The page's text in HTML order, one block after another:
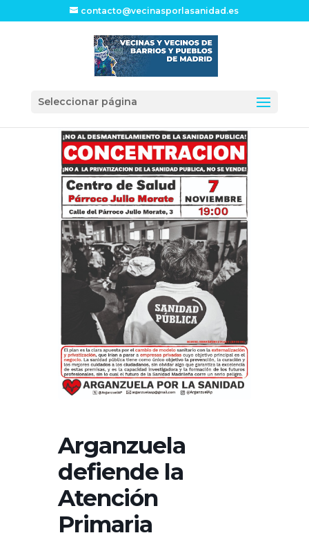
contacto@vecinasporlasanidad.es
Seleccionar página
Arganzuela
defiende la
Atención
Primaria